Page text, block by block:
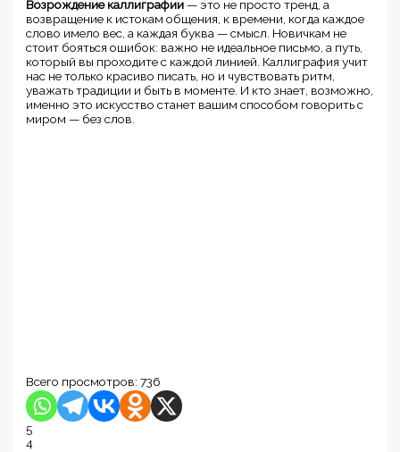
Возрождение каллиграфии — это не просто тренд, а
возвращение к истокам общения, к времени, когда каждое
слово имело вес, а каждая буква — смысл. Новичкам не
стоит бояться ошибок: важно не идеальное письмо, а путь,
который вы проходите с каждой линией. Каллиграфия учит
нас не только красиво писать, но и чувствовать ритм,
уважать традиции и быть в моменте. И кто знает, возможно,
именно это искусство станет вашим способом говорить с
миром — без слов.
Всего просмотров: 736
5
4